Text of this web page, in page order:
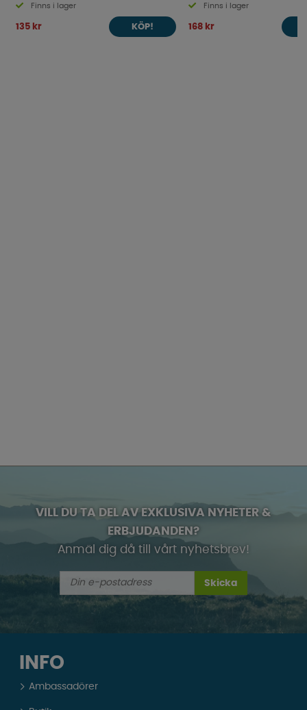
Finns i lager
135 kr KÖP!
Finns i lager
168 kr
VILL DU TA DEL AV EXKLUSIVA NYHETER &
ERBJUDANDEN?
Anmäl dig då till vårt nyhetsbrev!
Skicka
INFO
Ambassadörer